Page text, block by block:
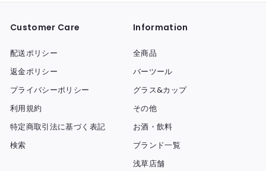
Customer Care
配送ポリシー
返金ポリシー
プライバシーポリシー
利用規約
特定商取引法に基づく表記
検索
Information
全商品
バーツール
グラス&カップ
その他
お酒・飲料
ブランド一覧
浅草店舗